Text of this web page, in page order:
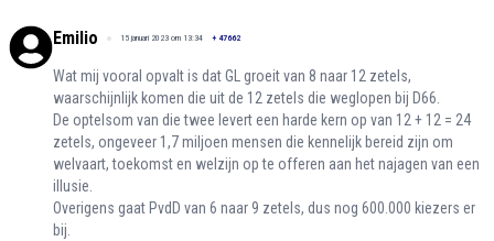
Emilio 15 januari 2023 om 13:34 + 47662
Wat mij vooral opvalt is dat GL groeit van 8 naar 12 zetels,
waarschijnlijk komen die uit de 12 zetels die weglopen bij D66.
De optelsom van die twee levert een harde kern op van 12 + 12 = 24
zetels, ongeveer 1,7 miljoen mensen die kennelijk bereid zijn om
welvaart, toekomst en welzijn op te offeren aan het najagen van een
illusie.
Overigens gaat PvdD van 6 naar 9 zetels, dus nog 600.000 kiezers er
bij.